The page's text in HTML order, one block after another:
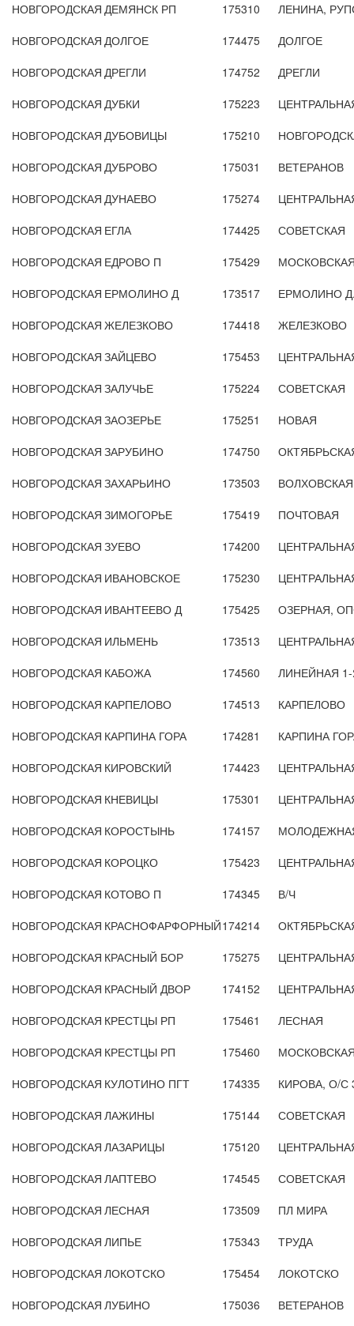
НОВГОРОДСКАЯ ДЕМЯНСК РП 175310
ЛЕНИНА,
НОВГОРОДСКАЯ ДОЛГОЕ 174475
ДОЛГОЕ
НОВГОРОДСКАЯ ДРЕГЛИ 174752
ДРЕГЛИ
НОВГОРОДСКАЯ ДУБКИ 175223
НОВГОРОДСКАЯ ДУБОВИЦЫ 175210
НОВГОРОДСКАЯ ДУБРОВО 175031
ВЕТЕРАНОВ
НОВГОРОДСКАЯ ДУНАЕВО 175274
НОВГОРОДСКАЯ ЕГЛА 174425
СОВЕТСКАЯ
НОВГОРОДСКАЯ ЕДРОВО П 175429
НОВГОРОДСКАЯ ЕРМОЛИНО Д 173517
ЕРМОЛИНО
НОВГОРОДСКАЯ ЖЕЛЕЗКОВО 174418
ЖЕЛЕЗКОВО
НОВГОРОДСКАЯ ЗАЙЦЕВО 175453
НОВГОРОДСКАЯ ЗАЛУЧЬЕ 175224
СОВЕТСКАЯ
НОВГОРОДСКАЯ ЗАОЗЕРЬЕ 175251
НОВАЯ
НОВГОРОДСКАЯ ЗАРУБИНО 174750
НОВГОРОДСКАЯ ЗАХАРЬИНО 173503
ВОЛХОВСКАЯ
НОВГОРОДСКАЯ ЗИМОГОРЬЕ 175419
ПОЧТОВАЯ
НОВГОРОДСКАЯ ЗУЕВО 174200
НОВГОРОДСКАЯ ИВАНОВСКОЕ 175230
НОВГОРОДСКАЯ ИВАНТЕЕВО Д 175425
ОЗЕРНАЯ,
НОВГОРОДСКАЯ ИЛЬМЕНЬ 173513
НОВГОРОДСКАЯ КАБОЖА 174560
ЛИНЕЙНАЯ
НОВГОРОДСКАЯ КАРПЕЛОВО 174513
КАРПЕЛОВО
НОВГОРОДСКАЯ КАРПИНА ГОРА 174281
КАРПИНА
НОВГОРОДСКАЯ КИРОВСКИЙ 174423
НОВГОРОДСКАЯ КНЕВИЦЫ 175301
НОВГОРОДСКАЯ КОРОСТЫНЬ 174157
НОВГОРОДСКАЯ КОРОЦКО 175423
НОВГОРОДСКАЯ КОТОВО П 174345
В/Ч
НОВГОРОДСКАЯ КРАСНОФАРФОРНЫЙ174214
НОВГОРОДСКАЯ КРАСНЫЙ БОР 175275
НОВГОРОДСКАЯ КРАСНЫЙ ДВОР 174152
НОВГОРОДСКАЯ КРЕСТЦЫ РП 175461
ЛЕСНАЯ
НОВГОРОДСКАЯ КРЕСТЦЫ РП 175460
НОВГОРОДСКАЯ КУЛОТИНО ПГТ 174335
КИРОВА, О/С
НОВГОРОДСКАЯ ЛАЖИНЫ 175144
СОВЕТСКАЯ
НОВГОРОДСКАЯ ЛАЗАРИЦЫ 175120
НОВГОРОДСКАЯ ЛАПТЕВО 174545
СОВЕТСКАЯ
НОВГОРОДСКАЯ ЛЕСНАЯ 173509
ПЛ МИРА
НОВГОРОДСКАЯ ЛИПЬЕ 175343
ТРУДА
НОВГОРОДСКАЯ ЛОКОТСКО 175454
ЛОКОТСКО
НОВГОРОДСКАЯ ЛУБИНО 175036 ВЕТЕРАНОВ